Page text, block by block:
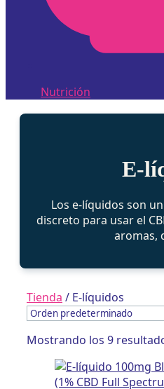
Nutrición
E-
Los e-líquidos son
discreto para usar el
aromas,
Tienda / E-líquidos
Mostrando los 9